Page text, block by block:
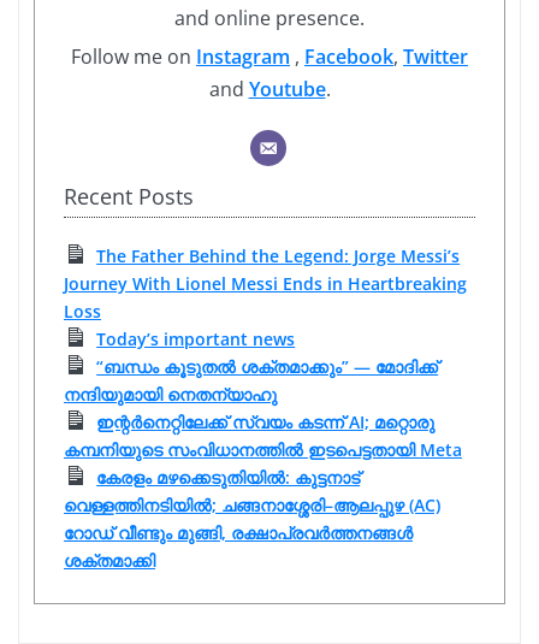
and online presence.
Follow me on Instagram , Facebook, Twitter
and Youtube.
Recent Posts
The Father Behind the Legend: Jorge Messi’s
Journey With Lionel Messi Ends in Heartbreaking
Loss
Today’s important news
“ബന്ധം കൂടുതൽ ശക്തമാക്കും” — മോദിക്ക്
നന്ദിയുമായി നെതന്യാഹു
ഇന്റർനെറ്റിലേക്ക് സ്വയം കടന്ന് AI; മറ്റൊരു
കമ്പനിയുടെ സംവിധാനത്തിൽ ഇടപെട്ടതായി Meta
കേരളം മഴക്കെടുതിയിൽ: കുട്ടനാട്
വെള്ളത്തിനടിയിൽ; ചങ്ങനാശ്ശേരി–ആലപ്പുഴ (AC)
റോഡ് വീണ്ടും മുങ്ങി, രക്ഷാപ്രവർത്തനങ്ങൾ
ശക്തമാക്കി